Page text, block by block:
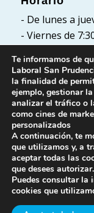
- De lunes a
- Viernes de
Políticas
Política de
Política de
Aviso Legal
Te informamos de
Laboral San
la finalidad de
ejemplo, gestionar
analizar el tráfico o
como cines de
personalizados
A continuación, te
que utilizamos y, a
aceptar todas las
que desees autorizar.
Puedes consultar la
cookies que